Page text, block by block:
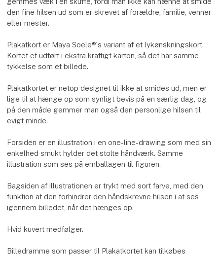
den fine hilsen ud som er skrevet af forældre, familie, venner
eller mester.
Plakatkort er Maya Soele®´s variant af et lykønskningskort.
Kortet et udført i ekstra kraftigt karton, så det har samme
tykkelse som et billede.
Plakatkortet er netop designet til ikke at smides ud, men er
lige til at hænge op som synligt bevis på en særlig dag, og
på den måde gemmer man også den personlige hilsen til
evigt minde.
Forsiden er en illustration i en one-line-drawing som med sin
enkelhed smukt hylder det stolte håndværk. Samme
illustration som ses på emballagen til figuren.
Bagsiden af illustrationen er trykt med sort farve, med den
funktion at den forhindrer den håndskrevne hilsen i at ses
igennem billedet, når det hænges op.
Hvid kuvert medfølger.
Billedramme som passer til Plakatkortet kan tilkøbes